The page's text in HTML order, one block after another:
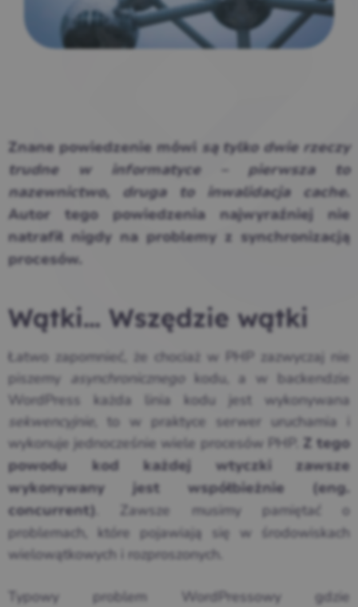
Znane powiedzenie mówi
są tylko dwie rzeczy
trudne w informatyce – pierwsza to
nazewnictwo, druga to inwalidacja cache.
Autor tego powiedzenia najwyraźniej nie
natrafił nigdy na problemy z synchronizacją
procesów.
Wątki… Wszędzie wątki
Łatwo zapomnieć, że chociaż w PHP zazwyczaj nie
piszemy asynchronicznegokodu, a w backendzie
WordPress każda linia kodu jest wykonywana
sekwencyjnie , to w praktyce serwer uruchamia i
wykonuje jednocześnie wiele procesów PHP.
Z tego
powodu kod każdej wtyczki zawsze
wykonywany jest współbieżnie (eng.
concurrent)
. Zawsze musimy pamiętać o
problemach, które pojawiają się w środowiskach
wielowątkowych i rozproszonych.
Typowy problem WordPressowy gdzie